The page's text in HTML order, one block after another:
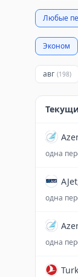
Любые
Эконом
авг (198)
одна
одна
одна